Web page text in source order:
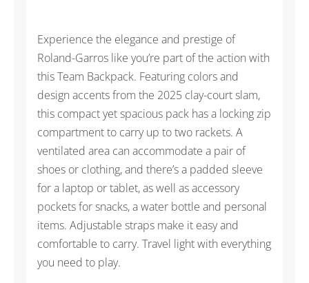
Experience the elegance and prestige of
Roland-Garros like you’re part of the action with
this Team Backpack. Featuring colors and
design accents from the 2025 clay-court slam,
this compact yet spacious pack has a locking zip
compartment to carry up to two rackets. A
ventilated area can accommodate a pair of
shoes or clothing, and there’s a padded sleeve
for a laptop or tablet, as well as accessory
pockets for snacks, a water bottle and personal
items. Adjustable straps make it easy and
comfortable to carry. Travel light with everything
you need to play.